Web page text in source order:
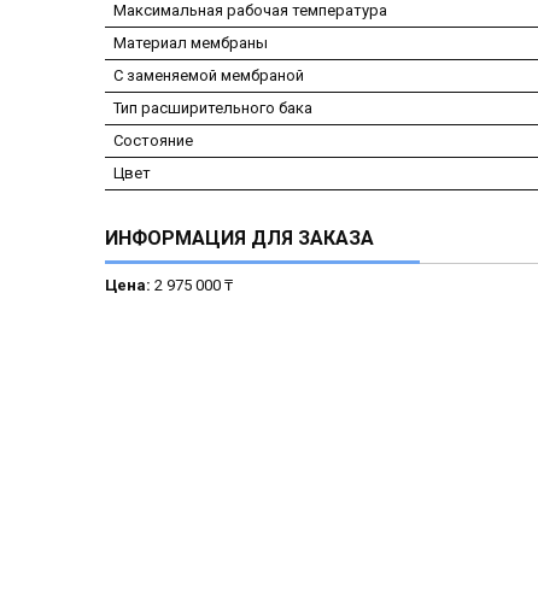
Максимальная рабочая температура
Материал мембраны
С заменяемой мембраной
Тип расширительного бака
Состояние
Цвет
ИНФОРМАЦИЯ ДЛЯ ЗАКАЗА
Цена: 2 975 000 ₸